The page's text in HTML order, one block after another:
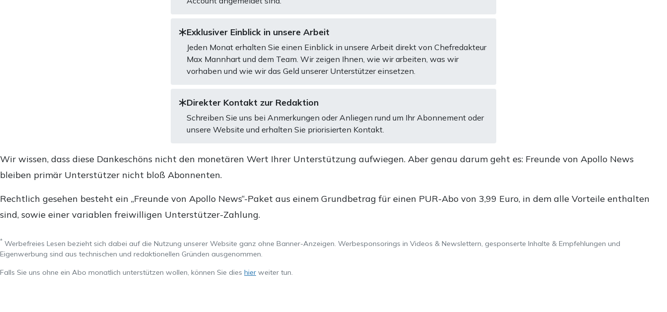
Exklusiver Einblick in unsere Arbeit
Jeden Monat erhalten Sie einen Einblick in unsere Arbeit direkt von Chefredakteur
Max Mannhart und dem Team. Wir zeigen Ihnen, wie wir arbeiten, was wir
vorhaben und wie wir das Geld unserer Unterstützer einsetzen.
Direkter Kontakt zur Redaktion
Schreiben Sie uns bei Anmerkungen oder Anliegen rund um Ihr Abonnement oder
unsere Website und erhalten Sie priorisierten Kontakt.
Wir wissen, dass diese Dankeschöns nicht den monetären Wert Ihrer Unterstützung aufwiegen. Aber genau darum geht es: Freunde von Apollo News
bleiben primär Unterstützer nicht bloß Abonnenten.
Rechtlich gesehen besteht ein „Freunde von Apollo News“-Paket aus einem Grundbetrag für einen PUR-Abo von 3,99 Euro, in dem alle Vorteile enthalten
sind, sowie einer variablen freiwilligen Unterstützer-Zahlung.
* Werbefreies Lesen bezieht sich dabei auf die Nutzung unserer Website ganz ohne Banner-Anzeigen. Werbesponsorings in Videos & Newslettern, gesponserte Inhalte & Empfehlungen und
Eigenwerbung sind aus technischen und redaktionellen Gründen ausgenommen.
Falls Sie uns ohne ein Abo monatlich unterstützen wollen, können Sie dies hier weiter tun.